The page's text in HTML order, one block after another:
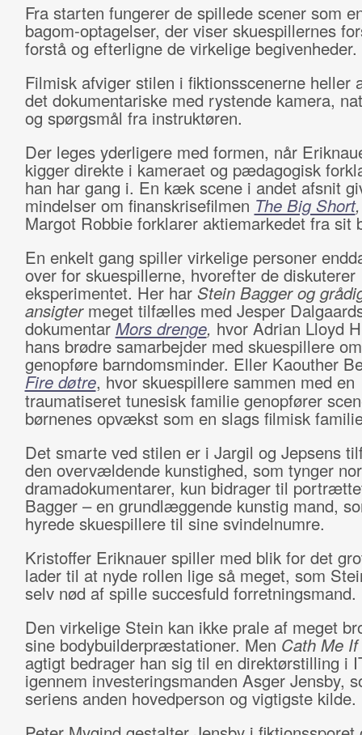
Fra starten fungerer de spillede scener som
bagom-optagelser, der viser skuespillernes
forstå og efterligne de virkelige begivenheder.
Filmisk afviger stilen i fiktionsscenerne heller
det dokumentariske med rystende kamera,
og spørgsmål fra instruktøren.
Der leges yderligere med formen, når
kigger direkte i kameraet og pædagogisk
han har gang i. En kæk scene i andet afsnit
mindelser om finanskrisefilmen The Big Short
Margot Robbie forklarer aktiemarkedet fra sit
En enkelt gang spiller virkelige personer
over for skuespillerne, hvorefter de diskuterer
eksperimentet. Her har Stein Bagger og
ansigter meget tilfælles med Jesper
dokumentarMors drenge, hvor Adrian Lloyd
hans brødre samarbejder med skuespillere
genopføre barndomsminder. Eller Kaouther
Fire døtre, hvor skuespillere sammen med en
traumatiseret tunesisk familie genopfører
børnenes opvækst som en slags filmisk
Det smarte ved stilen er i Jargil og Jepsens
den overvældende kunstighed, som tynger
dramadokumentarer, kun bidrager til
Bagger – en grundlæggende kunstig mand,
hyrede skuespillere til sine svindelnumre.
Kristoffer Eriknauer spiller med blik for det
lader til at nyde rollen lige så meget, som
selv nød af spille succesfuld forretningsmand.
Den virkelige Stein kan ikke prale af meget
sine bodybuilderpræstationer. Men Cath Me
agtigt bedrager han sig til en direktørstilling i
igennem investeringsmanden Asger Jensby,
seriens anden hovedperson og vigtigste kilde.